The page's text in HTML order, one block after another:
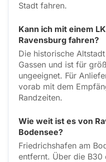
Stadt fahren.
Kann ich mit einem
Ravensburg fahren?
Die historische
Gassen und ist für
ungeeignet. Für
vorab mit dem
Randzeiten.
Wie weit ist es von
Bodensee?
Friedrichshafen am
entfernt. Über die B30